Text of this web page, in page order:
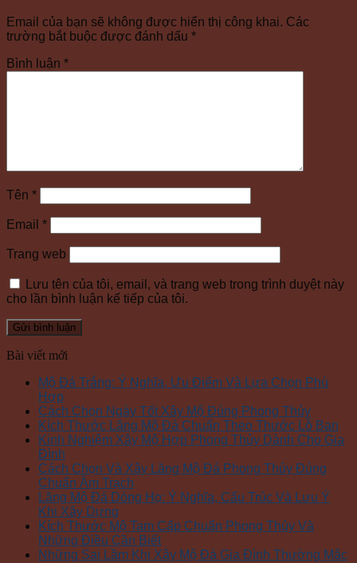
Email của bạn sẽ không được hiển thị công khai. Các
trường bắt buộc được đánh dấu *
Bình luận *
Tên *
Email *
Trang web
Lưu tên của tôi, email, và trang web trong trình duyệt này
cho lần bình luận kế tiếp của tôi.
Bài viết mới
Mộ Đá Trắng: Ý Nghĩa, Ưu Điểm Và Lựa Chọn Phù
Hợp
Cách Chọn Ngày Tốt Xây Mộ Đúng Phong Thủy
Kích Thước Lăng Mộ Đá Chuẩn Theo Thước Lỗ Ban
Kinh Nghiệm Xây Mộ Hợp Phong Thủy Dành Cho Gia
Đình
Cách Chọn Và Xây Lăng Mộ Đá Phong Thủy Đúng
Chuẩn Âm Trạch
Lăng Mộ Đá Dòng Họ: Ý Nghĩa, Cấu Trúc Và Lưu Ý
Khi Xây Dựng
Kích Thước Mộ Tam Cấp Chuẩn Phong Thủy Và
Những Điều Cần Biết
Những Sai Lầm Khi Xây Mộ Đá Gia Đình Thường Mắc